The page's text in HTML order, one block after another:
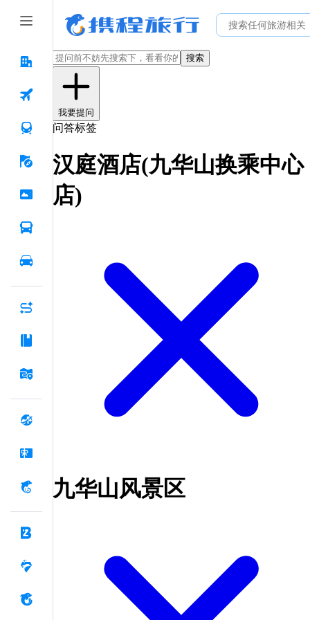
搜索
我要提问
问答标签
汉庭酒店(九华山换乘中心
店)
九华山风景区